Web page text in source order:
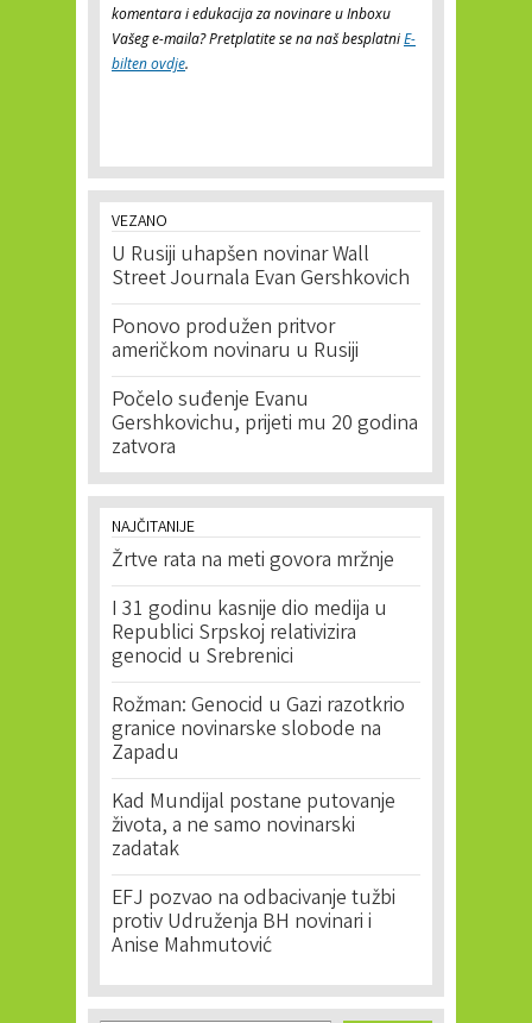
komentara i edukacija za novinare u Inboxu
Vašeg e-maila? Pretplatite se na naš besplatniE-
bilten ovdje.
VEZANO
U Rusiji uhapšen novinar Wall
Street Journala Evan Gershkovich
Ponovo produžen pritvor
američkom novinaru u Rusiji
Počelo suđenje Evanu
Gershkovichu, prijeti mu 20 godina
zatvora
NAJČITANIJE
Žrtve rata na meti govora mržnje
I 31 godinu kasnije dio medija u
Republici Srpskoj relativizira
genocid u Srebrenici
Rožman: Genocid u Gazi razotkrio
granice novinarske slobode na
Zapadu
Kad Mundijal postane putovanje
života, a ne samo novinarski
zadatak
EFJ pozvao na odbacivanje tužbi
protiv Udruženja BH novinari i
Anise Mahmutović